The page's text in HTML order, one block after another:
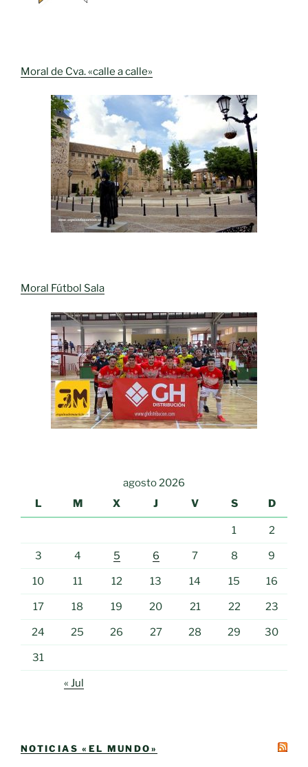
Moral de Cva. «calle a calle»
Moral Fútbol Sala
agosto 2026
L
M X J V S D
1 2
3 4 5 6 7 8 9
10 11 12 13 14 15 16
17 18 19 20 21 22 23
24 25 26 27 28 29 30
31
« Jul
NOTICIAS «EL MUNDO»